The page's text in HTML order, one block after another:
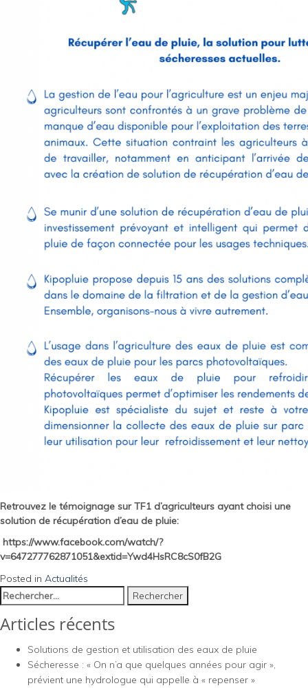
Retrouvez le témoignage sur TF1 d’agriculteurs ayant choisi une
solution de récupération d’eau de pluie:
https://www.facebook.com/watch/?
v=647277762871051&extid=Ywd4HsRC8cS0fB2G
Posted in Actualités
Rechercher :
Articles récents
Solutions de gestion et utilisation des eaux de pluie
Sécheresse : « On n’a que quelques années pour agir »,
prévient une hydrologue qui appelle à « repenser »